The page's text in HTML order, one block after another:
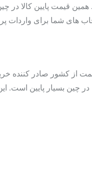
آن بسیار زیاد است. قیمت خرید این کالا در چین نیز بسیار ارزان
های شما برای واردات
از کشور صادر کننده
در چین بسیار پایین